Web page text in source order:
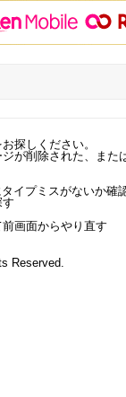
探しください。
が削除された、また
イプミスがないか確
画面からやり直す
Reserved.